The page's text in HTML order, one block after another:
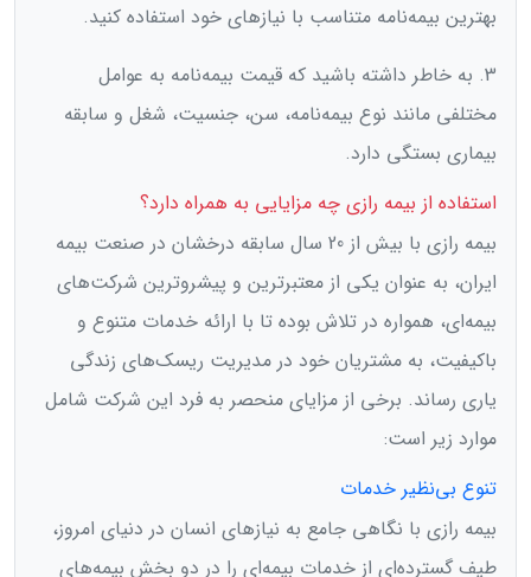
بهترین بیمه‌نامه متناسب با نیازهای خود استفاده کنید.
3. به خاطر داشته باشید که قیمت بیمه‌نامه به عوامل
مختلفی مانند نوع بیمه‌نامه، سن، جنسیت، شغل و سابقه
بیماری بستگی دارد.
استفاده از بیمه رازی چه مزایایی به همراه دارد؟
بیمه رازی با بیش از 20 سال سابقه درخشان در صنعت بیمه
ایران، به عنوان یکی از معتبرترین و پیشروترین شرکت‌های
بیمه‌ای، همواره در تلاش بوده تا با ارائه خدمات متنوع و
باکیفیت، به مشتریان خود در مدیریت ریسک‌های زندگی
یاری رساند. برخی از مزایای منحصر به فرد این شرکت شامل
موارد زیر است:
تنوع بی‌نظیر خدمات
بیمه رازی با نگاهی جامع به نیازهای انسان در دنیای امروز،
طیف گسترده‌ای از خدمات بیمه‌ای را در دو بخش بیمه‌های